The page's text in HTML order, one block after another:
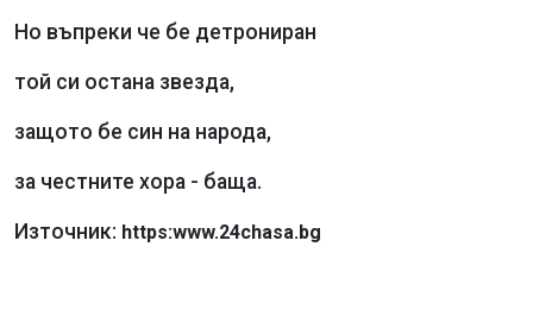
Но въпреки че бе детрониран
той си остана звезда,
защото бе син на народа,
за честните хора - баща.
Източник: https:www.24chasa.bg